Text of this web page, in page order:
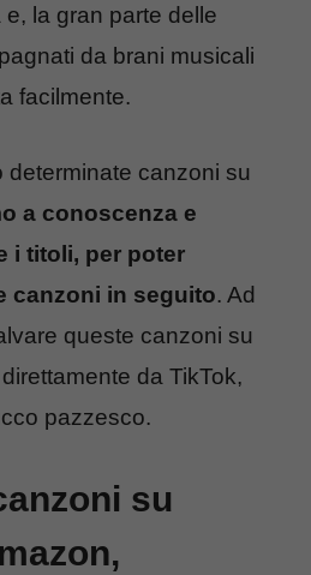
la gran parte delle
da brani musicali
facilmente.
determinate canzoni su
a conoscenza e
i titoli, per poter
canzoni in seguito. Ad
queste canzoni su
da TikTok,
pazzesco.
su